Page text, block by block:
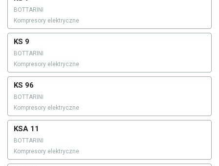
BOTTARINI
Kompresory elektryczne
KS 9
BOTTARINI
Kompresory elektryczne
KS 96
BOTTARINI
Kompresory elektryczne
KSA 11
BOTTARINI
Kompresory elektryczne